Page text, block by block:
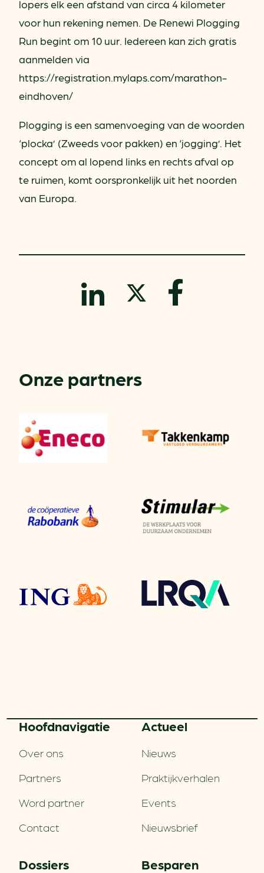
lopers elk een afstand van circa 4 kilometer
voor hun rekening nemen. De Renewi Plogging
Run begint om 10 uur. Iedereen kan zich gratis
aanmelden via
https://registration.mylaps.com/marathon-
eindhoven/
Plogging is een samenvoeging van de woorden
‘plocka’ (Zweeds voor pakken) en ‘jogging’. Het
concept om al lopend links en rechts afval op
te ruimen, komt oorspronkelijk uit het noorden
van Europa.
Onze partners
Hoofd­navigatie
Over ons
Partners
Word partner
Contact
Actueel
Nieuws
Praktijkverhalen
Events
Nieuwsbrief
Dossiers Besparen